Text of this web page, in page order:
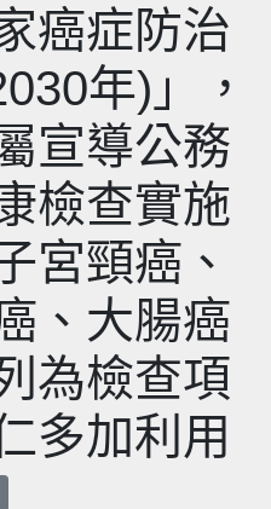
癌症防治
年)」，
宣導公務
檢查實施
宮頸癌、
、大腸癌
為檢查項
多加利用